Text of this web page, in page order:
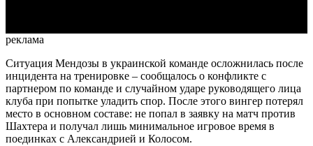
реклама
Ситуация Мендозы в украинской команде осложнилась после
инцидента на тренировке – сообщалось о конфликте с
партнером по команде и случайном ударе руководящего лица
клуба при попытке уладить спор. После этого вингер потерял
место в основном составе: не попал в заявку на матч против
Шахтера и получал лишь минимальное игровое время в
поединках с Александрией и Колосом.